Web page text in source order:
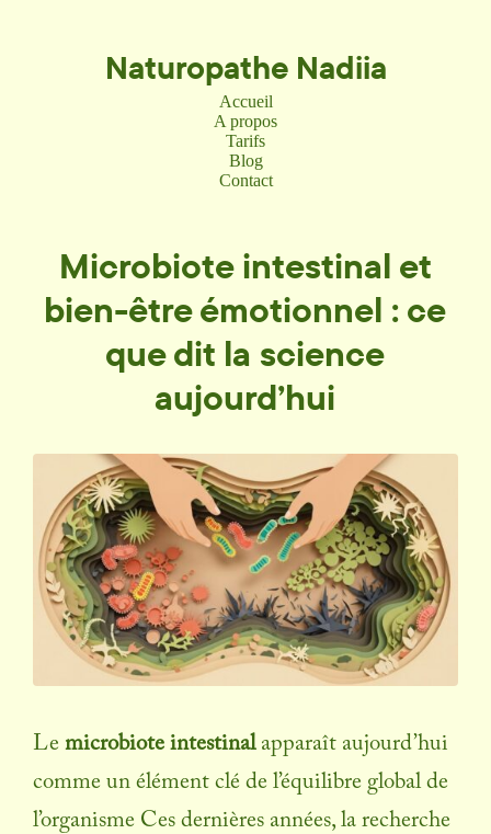
Naturopathe Nadiia
Accueil
A propos
Tarifs
Blog
Contact
Microbiote intestinal et
bien-être émotionnel : ce
que dit la science
aujourd’hui
Le microbiote intestinalapparaît aujourd’hui
comme un élément clé de l’équilibre global de
l’organisme Ces dernières années, la recherche